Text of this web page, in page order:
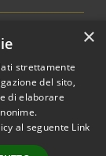
• Comune di
• Powered by
•Accesso
redazione
×
strettamente
del sito,
di elaborare
al seguente Link